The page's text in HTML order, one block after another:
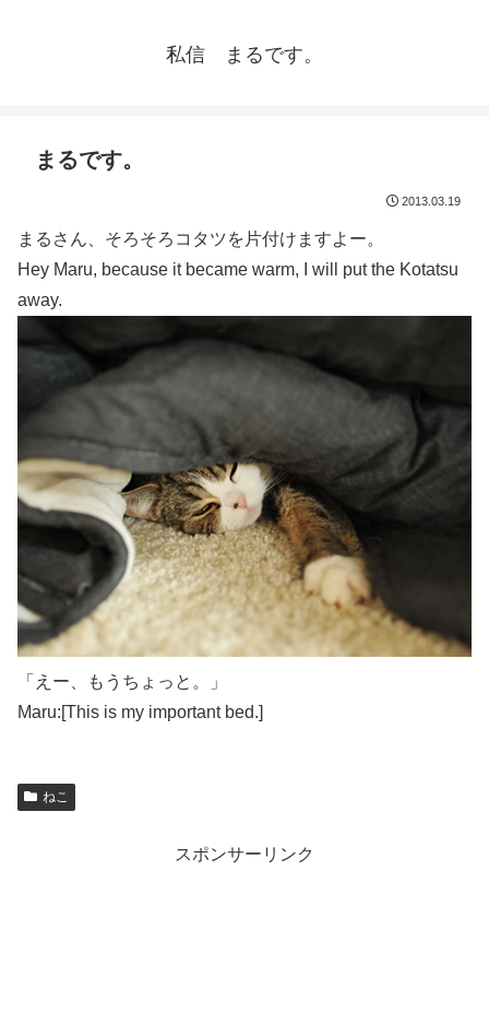
私信 まるです。
まるです。
2013.03.19
まるさん、そろそろコタツを片付けますよー。
Hey Maru, because it became warm, I will put the Kotatsu
away.
「えー、もうちょっと。」
Maru:[This is my important bed.]
ねこ
スポンサーリンク